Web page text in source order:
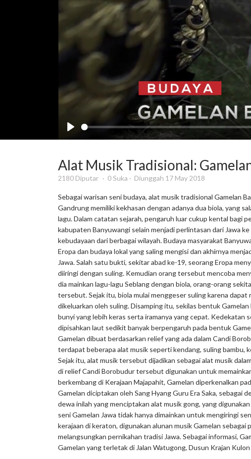
Alat Musik Tradisional:
2180 Diputar 0 Suka Diunggah 17 May 2018
Sebagai warisan seni budaya, alat musik tradisional Gamelan
Gandrung memiliki kekhasan dengan adanya dua biola, yang
lagu. Dalam catatan sejarah, pengaruh luar cukup kental bagi
kabupaten Banyuwangi selain menjadi perlintasan dari Jawa
kebudayaan dari berbagai wilayah. Budaya masyarakat
Eropa dan budaya lokal yang saling mengisi dan akhirnya
Jawa. Salah satu bukti, sekitar abad ke-19, seorang Eropa
diiringi dengan suling. Kemudian orang tersebut mencoba
dia mainkan lagu-lagu Seblang dengan biola, orang-orang
tersebut. Sejak itu, biola mulai menggeser suling karena
dikeluarkan oleh suling. Disamping itu, sekilas bentuk
bunyi yang lebih keras serta iramanya yang cepat. Kedekatan
dipisahkan laut sedikit banyak berpengaruh pada bentuk
Gamelan dibuat berdasarkan relief yang ada dalam Candi
terdapat beberapa alat musik seperti kendang, suling bambu,
Sejak itu, alat musik tersebut dijadikan sebagai alat musik
di relief Candi Borobudur tersebut digunakan untuk
berkembang di Kerajaan Majapahit, Gamelan diperkenalkan
Gamelan diciptakan oleh Sang Hyang Guru Era Saka, sebagai
dewa inilah yang menciptakan alat musik gong, yang
seni Gamelan Jawa tidak hanya dimainkan untuk mengiringi
kerajaan di keraton, digunakan alunan musik Gamelan
melangsungkan pernikahan tradisi Jawa. Sebagai informasi,
Gamelan yang terletak di Jalan Watugong, Dusun Krajan